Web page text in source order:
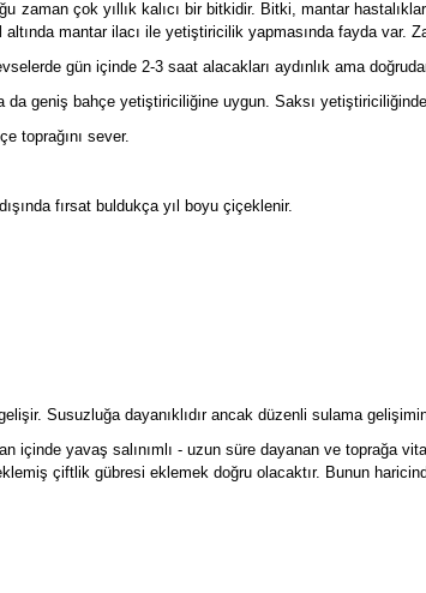
zaman çok yıllık kalıcı bir bitkidir. Bitki, mantar
mantar ilacı ile yetiştiricilik yapmasında fayda var.
gün içinde 2-3 saat alacakları aydınlık ama
da geniş bahçe yetiştiriciliğine uygun. Saksı
toprağını sever.
fırsat buldukça yıl boyu çiçeklenir.
Susuzluğa dayanıklıdır ancak düzenli sulama
içinde yavaş salınımlı - uzun süre dayanan ve
çiftlik gübresi eklemek doğru olacaktır. Bunun